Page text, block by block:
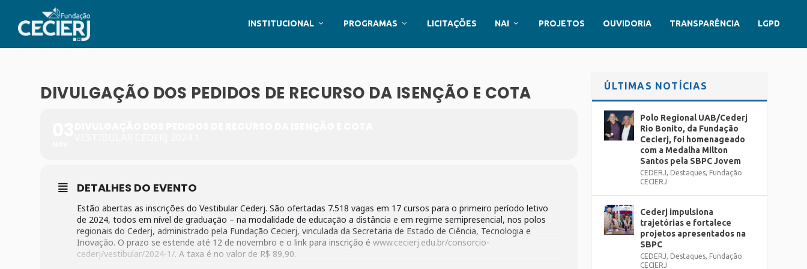
INSTITUCIONAL PROGRAMAS LICITAÇÕES NAI PROJETOS OUVIDORIA TRANSPARÊNCIA LGPD
DIVULGAÇÃO DOS PEDIDOS DE RECURSO DA ISENÇÃO E COTA
DETALHES DO EVENTO
Estão abertas as inscrições do Vestibular Cederj. São ofertadas 7.518 vagas em 17 cursos para o primeiro período letivo
de 2024, todos em nível de graduação – na modalidade de educação a distância e em regime semipresencial, nos polos
regionais do Cederj, administrado pela Fundação Cecierj, vinculada da Secretaria de Estado de Ciência, Tecnologia e
Inovação. O prazo se estende até 12 de novembro e o link para inscrição éwww.cecierj.edu.br/consorcio-
cederj/vestibular/2024-1/. A taxa é no valor de R$ 89,90.
ÚLTIMAS NOTÍCIAS
Polo Regional UAB/Cederj
Rio Bonito, da Fundação
Cecierj, foi homenageado
com a Medalha Milton
Santos pela SBPC Jovem
CEDERJ, Destaques, Fundação
CECIERJ
Cederj impulsiona
trajetórias e fortalece
projetos apresentados na
SBPC
CEDERJ, Destaques, Fundação
CECIERJ